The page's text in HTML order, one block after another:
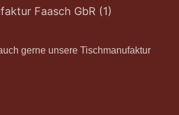
gerne unsere Tischmanufaktur